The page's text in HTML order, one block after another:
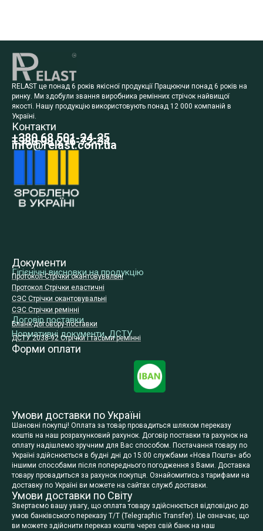
RELAST це понад 6 років якісної продукції Працюючи понад 6 років на
ринку. Ми здобули звання виробника ремінних стрічок найвищої
якості. Нашу продукцію використовують понад 12 000 компаній в
Україні.
Контакти
+380 68 501-24-25
+380 98 296-72-34
info@relast.com.ua
Документи
Гігієнічні висновки на продукцію
Протокол-Стрічки окантовувальні
Протокол Стрічки еластичні
СЭС Стрічки окантовувальні
СЭС Стрічки ремінні
Договір поставки
Бланк-договору-поставки
Нормативні документи, ДСТУ
ДСТУ 2038-92 Стрічки і тасьми ремінні
Форми оплати
Умови доставки по Україні
Шановні покупці! Оплата за товар провадиться шляхом переказу
коштів на наш розрахунковий рахунок. Договір поставки та рахунок на
оплату надішлемо зручним для Вас способом. Постачання товару по
Україні здійснюється в будні дні до 15:00 службами «Нова Пошта» або
іншими способами після попереднього погодження з Вами. Доставка
товару провадиться за рахунок покупця. Ознайомитись з тарифами на
доставку по Україні ви можете на сайтах служб доставки.
Умови доставки по Світу
Звертаємо вашу увагу, що оплата товару здійснюється відповідно до
умов банківського переказу T/T (Telegraphic Transfer). Це означає, що
ви можете здійснити переказ коштів через свій банк на наш